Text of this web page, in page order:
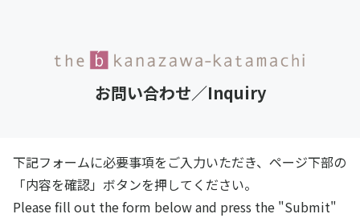
お問い合わせ／Inquiry
下記フォームに必要事項をご入力いただき、ページ下部の
「内容を確認」ボタンを押してください。
Please fill out the form below and press the "Submit"